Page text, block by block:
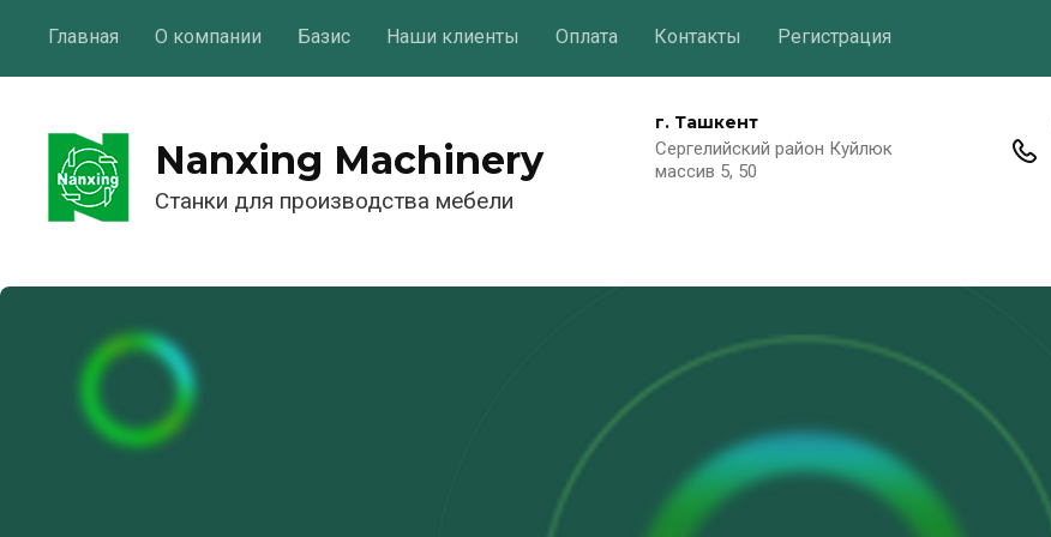
Главная О компании Базис Наши клиенты Оплата Контакты Регистрация
Nanxing Machinery
Станки для производства мебели
г. Ташкент
Сергелийский район Куйлюк
массив 5, 50